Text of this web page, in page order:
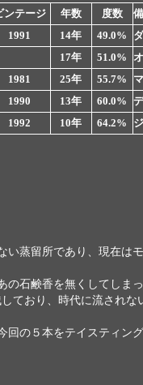
ンテージ 年数 度数
1991 14年 49.0%
17年 51.0%
1981 25年 55.7%
1990 13年 60.0%
1992 10年 64.2%
蒸留所であり、現在は
石鹸香を無くしてしま
ており、時代に流されな
の５本をテイスティン